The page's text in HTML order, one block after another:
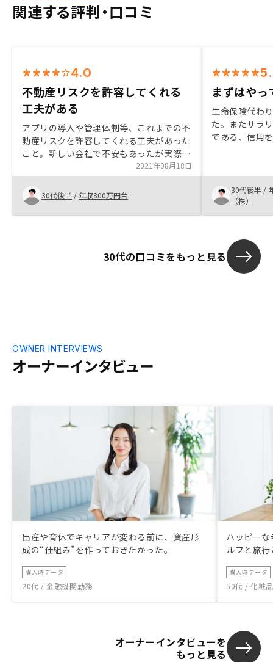
関連する評判・口コミ
4.0
不動産リスクを許容してくれる
工夫がある
アプリの導入や管理体制等、これまでの不
動産リスクを許容してくれる工夫があった
こと。新しい会社で不安もあったが実際に
オフィスで担当の方の話を聞くと非常にし
っかりしており、信頼感が持てたこと。
2021年08月18日
30代後半 / 年収800万円台
まずはや
生命保険代わ
た。またサラ
である、信用
であるがゆえ
ラマイゼロで
ば良いという
を検討してい
めても良いの
30代後半 /
（株）
30代の口コミをもっと見る
オーナーインタビュー
OWNER INTERVIEWS
出産や育休でキャリアが変わる前に、資産形
成の“仕組み”を作っておきたかった。
購入時データ
20代 / 金融機関勤務
ハッピー
ルフと旅
購入時データ
50代 / 化粧
オーナーインタビューを
もっと見る